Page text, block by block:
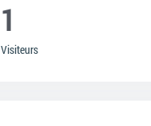
1
Visiteurs